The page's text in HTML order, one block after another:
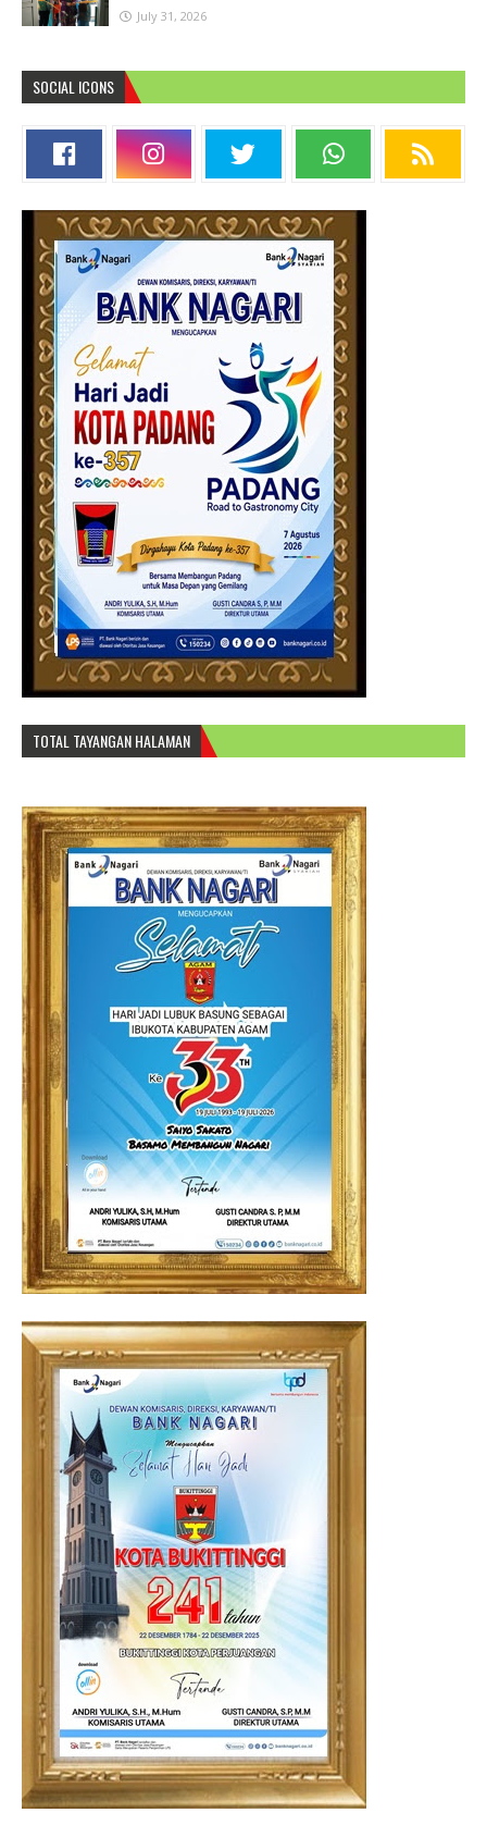
July 31, 2026
SOCIAL ICONS
TOTAL TAYANGAN HALAMAN